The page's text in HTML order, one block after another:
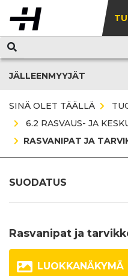
JÄLLEENMYYJÄT
SINÄ OLET TÄÄLLÄ
6.2 RASVAUS- JA
RASVANIPAT JA
SUODATUS
Rasvanipat ja
LUOKKANÄKYMÄ